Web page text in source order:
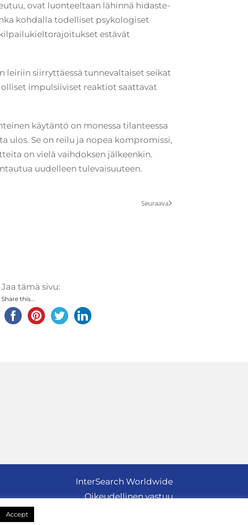
ovat luonteeltaan lähinnä hidaste-
kohdalla todelliset psykologiset
estävät
leiriin siirryttäessä tunnevaltaiset seikat
impulsiiviset reaktiot saattavat
käytäntö on monessa tilanteessa
ulos. Se on reilu ja nopea kompromissi,
on vielä vaihdoksen jälkeenkin.
uudelleen tulevaisuuteen.
Seuraava
Jaa tämä sivu:
Share this...
InterSearch Worldwide
Oikeudellinen vastuu
Accept